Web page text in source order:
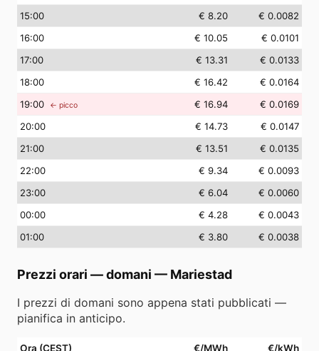
15:00 € 8.20
€ 0.0082
16:00 € 10.05
€ 0.0101
17:00 € 13.31
€ 0.0133
18:00 € 16.42
€ 0.0164
19:00 ← picco € 16.94
€ 0.0169
20:00 € 14.73
€ 0.0147
21:00 € 13.51
€ 0.0135
22:00 € 9.34
€ 0.0093
23:00 € 6.04
€ 0.0060
00:00 € 4.28
€ 0.0043
01:00 € 3.80 € 0.0038
Prezzi orari — domani — Mariestad
I prezzi di domani sono appena stati pubblicati —
pianifica in anticipo.
Ora (CEST) €/MWh €/kWh